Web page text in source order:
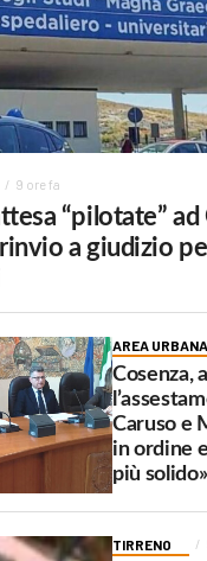
9 ore fa
“pilotate”
a giudizio
AREA URBANA
Cosenza,
Caruso e
in ordine
più solido»
TIRRENO